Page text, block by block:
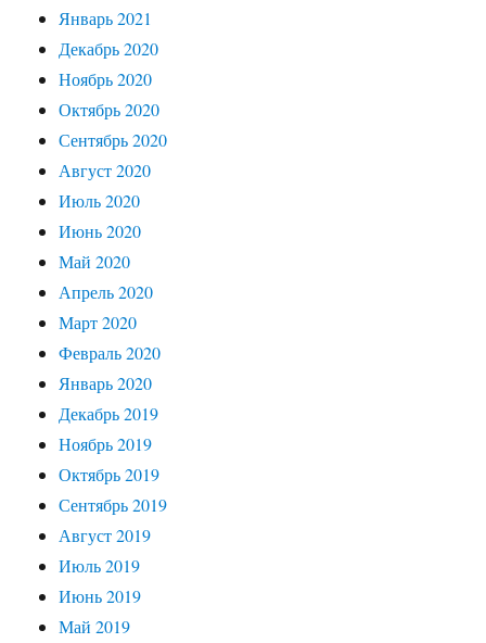
Январь 2021
Декабрь 2020
Ноябрь 2020
Октябрь 2020
Сентябрь 2020
Август 2020
Июль 2020
Июнь 2020
Май 2020
Апрель 2020
Март 2020
Февраль 2020
Январь 2020
Декабрь 2019
Ноябрь 2019
Октябрь 2019
Сентябрь 2019
Август 2019
Июль 2019
Июнь 2019
Май 2019